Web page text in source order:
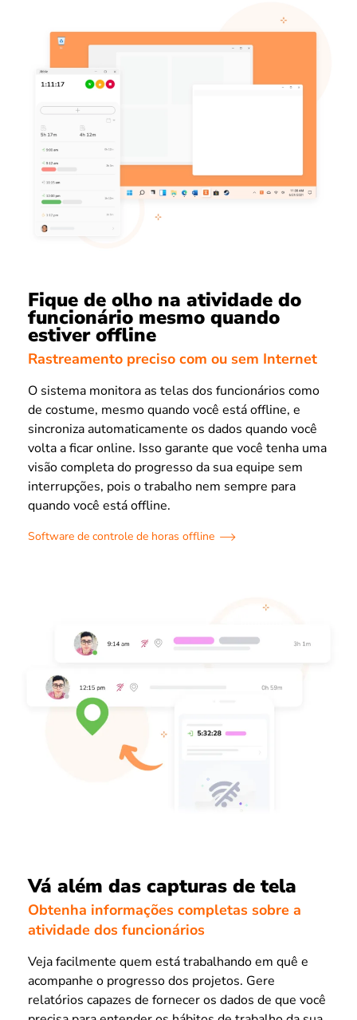
Fique de olho na atividade do
funcionário mesmo quando
estiver offline
Rastreamento preciso com ou sem Internet
O sistema monitora as telas dos funcionários como
de costume, mesmo quando você está offline, e
sincroniza automaticamente os dados quando você
volta a ficar online. Isso garante que você tenha uma
visão completa do progresso da sua equipe sem
interrupções, pois o trabalho nem sempre para
quando você está offline.
Software de controle de horas offline
Vá além das capturas de tela
Obtenha informações completas sobre a
atividade dos funcionários
Veja facilmente quem está trabalhando em quê e
acompanhe o progresso dos projetos. Gere
relatórios capazes de fornecer os dados de que você